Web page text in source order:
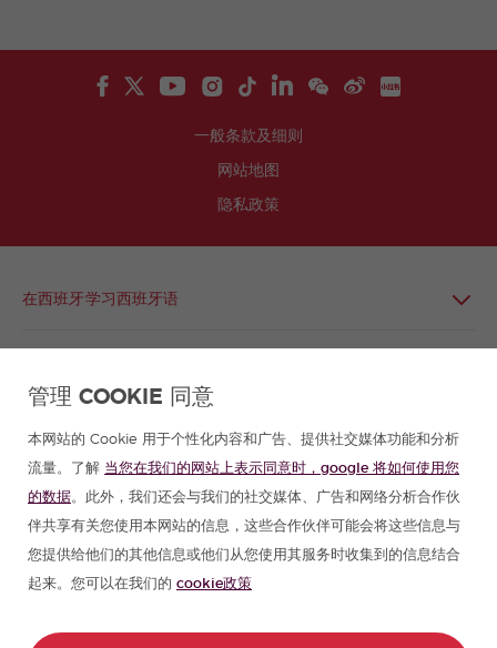
一般条款及细则
网站地图
隐私政策
在西班牙学习西班牙语
西班牙语课程
西班牙夏令营
管理 COOKIE 同意
本网站的 Cookie 用于个性化内容和广告、提供社交媒体功能和分析
流量。了解 当您在我们的网站上表示同意时，google 将如何使用您
的数据。此外，我们还会与我们的社交媒体、广告和网络分析合作伙
伴共享有关您使用本网站的信息，这些合作伙伴可能会将这些信息与
您提供给他们的其他信息或他们从您使用其服务时收集到的信息结合
起来。您可以在我们的 cookie政策